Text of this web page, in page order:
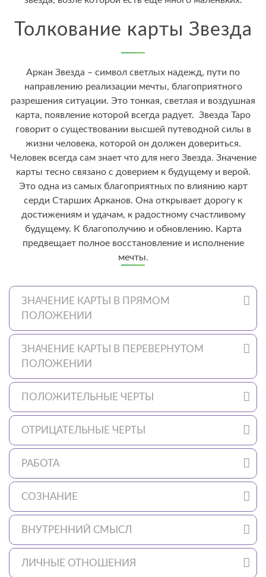
Толкование карты Звезда
Аркан Звезда – символ светлых надежд, пути по
направлению реализации мечты, благоприятного
разрешения ситуации. Это тонкая, светлая и воздушная
карта, появление которой всегда радует. Звезда Таро
говорит о существовании высшей путеводной силы в
жизни человека, которой он должен довериться.
Человек всегда сам знает что для него Звезда. Значение
карты тесно связано с доверием к будущему и верой.
Это одна из самых благоприятных по влиянию карт
серди Старших Арканов. Она открывает дорогу к
достижениям и удачам, к радостному счастливому
будущему. К благополучию и обновлению. Карта
предвещает полное восстановление и исполнение
мечты.
ЗНАЧЕНИЕ КАРТЫ В ПРЯМОМ
ПОЛОЖЕНИИ
ЗНАЧЕНИЕ КАРТЫ В ПЕРЕВЕРНУТОМ
ПОЛОЖЕНИИ
ПОЛОЖИТЕЛЬНЫЕ ЧЕРТЫ
ОТРИЦАТЕЛЬНЫЕ ЧЕРТЫ
РАБОТА
СОЗНАНИЕ
ВНУТРЕННИЙ СМЫСЛ
ЛИЧНЫЕ ОТНОШЕНИЯ